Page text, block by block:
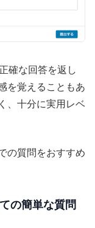
確な回答を返し
を覚えることもあ
、十分に実用レベ
の質問をおすすめ
の簡単な質問